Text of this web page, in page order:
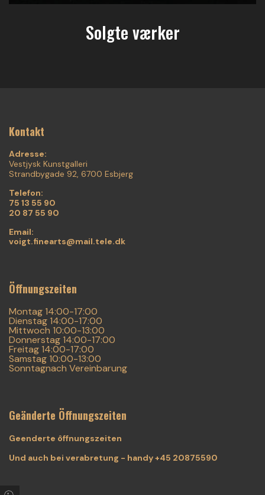
Solgte værker
Kontakt
Adresse:
Vestjysk Kunstgalleri
Strandbygade 92, 6700 Esbjerg
Telefon:
75 13 55 90
20 87 55 90
Email:
voigt.finearts@mail.tele.dk
Öffnungszeiten
Montag 14:00-17:00
Dienstag 14:00-17:00
Mittwoch 10:00-13:00
Donnerstag 14:00-17:00
Freitag 14:00-17:00
Samstag 10:00-13:00
Sonntagnach Vereinbarung
Geänderte Öffnungszeiten
Geenderte ôffnungszeiten
Und auch bei verabretung - handy +45 20875590